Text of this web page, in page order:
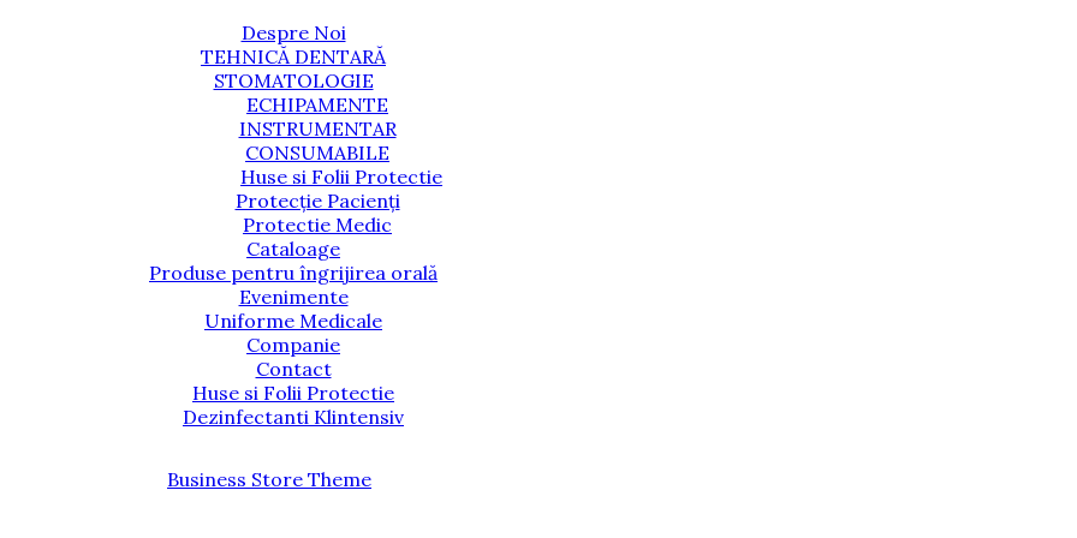
Despre Noi
TEHNICĂ DENTARĂ
STOMATOLOGIE
ECHIPAMENTE
INSTRUMENTAR
CONSUMABILE
Huse si Folii Protectie
Protecție Pacienți
Protectie Medic
Cataloage
Produse pentru îngrijirea orală
Evenimente
Uniforme Medicale
Companie
Contact
Huse si Folii Protectie
Dezinfectanti Klintensiv
Business Store Theme